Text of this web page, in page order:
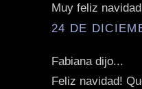
Muy feliz
24 DE
Fabiana dijo...
Feliz navidad!